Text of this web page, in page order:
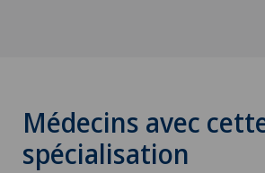
Médecins avec
spécialisation